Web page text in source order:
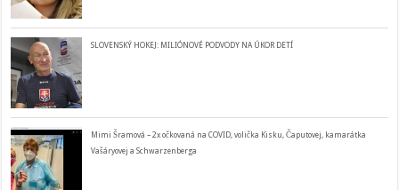
SLOVENSKÝ HOKEJ: MILIÓNOVÉ PODVODY NA ÚKOR DETÍ
Mimi Šramová – 2x očkovaná na COVID, volička Kisku, Čaputovej, kamarátka
Vašáryovej a Schwarzenberga